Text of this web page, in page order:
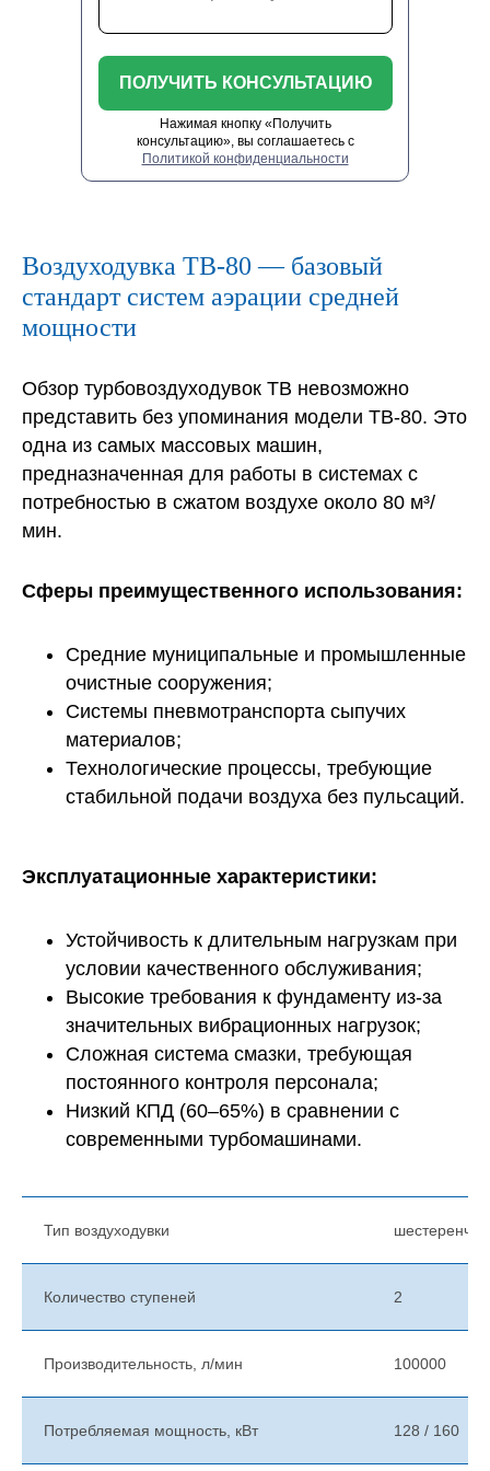
ПОЛУЧИТЬ КОНСУЛЬТАЦИЮ
Нажимая кнопку «Получить
консультацию», вы соглашаетесь с
Политикой конфиденциальности
Воздуходувка ТВ-80 — базовый
стандарт систем аэрации средней
мощности
Обзор турбовоздуходувок TB невозможно
представить без упоминания модели ТВ-80. Это
одна из самых массовых машин,
предназначенная для работы в системах с
потребностью в сжатом воздухе около 80 м³/
мин.
Сферы преимущественного использования:
Средние муниципальные и промышленные
очистные сооружения;
Системы пневмотранспорта сыпучих
материалов;
Технологические процессы, требующие
стабильной подачи воздуха без пульсаций.
Эксплуатационные характеристики:
Устойчивость к длительным нагрузкам при
условии качественного обслуживания;
Высокие требования к фундаменту из-за
значительных вибрационных нагрузок;
Сложная система смазки, требующая
постоянного контроля персонала;
Низкий КПД (60–65%) в сравнении с
современными турбомашинами.
Тип воздуходувки
Количество ступеней 2
Производительность, л/мин 100000
Потребляемая мощность, кВт 128 / 160